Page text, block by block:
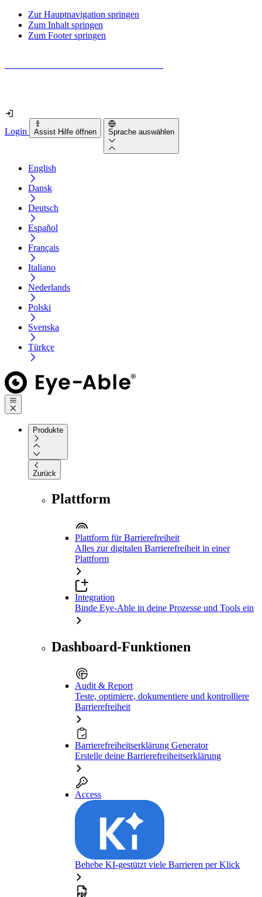
Zur Hauptnavigation springen
Zum Inhalt springen
Zum Footer springen
Login Assist Hilfe öffnen Sprache auswählen
English
Dansk
Deutsch
Español
Français
Italiano
Nederlands
Polski
Svenska
Türkçe
Produkte
Zurück
Plattform
Plattform für Barrierefreiheit
Alles zur digitalen Barrierefreiheit in einer
Plattform
Integration
Binde Eye-Able in deine Prozesse und Tools ein
Dashboard-Funktionen
Audit & Report
Teste, optimiere, dokumentiere und kontrolliere
Barrierefreiheit
Barrierefreiheitserklärung Generator
Erstelle deine Barrierefreiheitserklärung
Access
Behebe KI-gestützt viele Barrieren per Klick